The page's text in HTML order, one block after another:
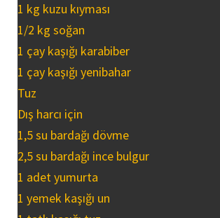
1 kg kuzu kıyması
1/2 kg soğan
1 çay kaşığı karabiber
1 çay kaşığı yenibahar
Tuz
Dış harcı için
1,5 su bardağı dövme
2,5 su bardağı ince bulgur
1 adet yumurta
1 yemek kaşığı un